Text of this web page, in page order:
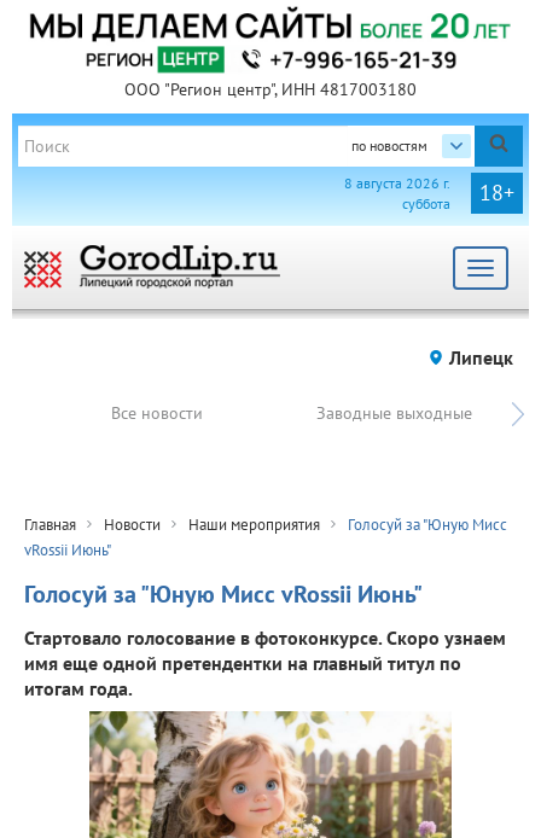
ООО "Регион центр", ИНН 4817003180
по новостям
18+
8 августа 2026 г.
суббота
Toggle
Липецк
Все новости Заводные выходные
Главная Новости Наши мероприятия
Голосуй за "Юную Мисс
vRossii Июнь"
Голосуй за "Юную Мисс vRossii Июнь"
Стартовало голосование в фотоконкурсе. Скоро узнаем
имя еще одной претендентки на главный титул по
итогам года.